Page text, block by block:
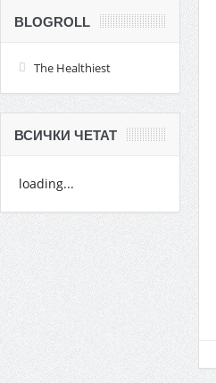
BLOGROLL
The Healthiest
ВСИЧКИ ЧЕТАТ
loading...